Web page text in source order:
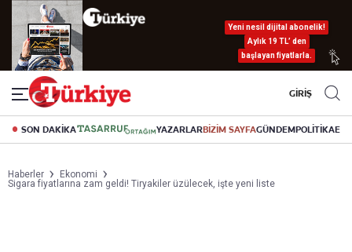
Yeni nesil dijital abonelik!
Aylık 19 TL’ den
başlayan fiyatlarla.
GİRİŞ
SON DAKİKA YAZARLARBİZİM SAYFAGÜNDEMPOLİTİKA
Haberler
Ekonomi
Sigara fiyatlarına zam geldi! Tiryakiler üzülecek, işte yeni liste